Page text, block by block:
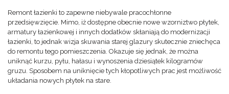
Remont łazienki to zapewne niebywale pracochłonne
przedsięwzięcie. Mimo, iż dostępne obecnie nowe wzorniztwo płytek,
armatury łazienkowej i innych dodatków skłaniają do modernizacji
łazienki, to jednak wizja skuwania starej glazury skutecznie zniechęca
do remontu tego pomieszczenia. Okazuje się jednak, że można
uniknąć kurzu, pyłu, hałasu i wynoszenia dziesiątek kilogramów
gruzu. Sposobem na uniknięcie tych kłopotliwych prac jest możliwość
układania nowych płytek na stare.